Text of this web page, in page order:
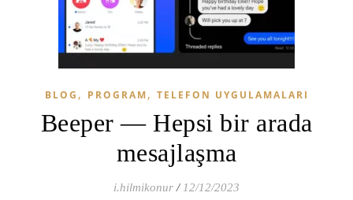
BLOG , PROGRAM, TELEFON UYGULAMALARI
Beeper — Hepsi bir arada
mesajlaşma
i.hilmikonur / 12/12/2023